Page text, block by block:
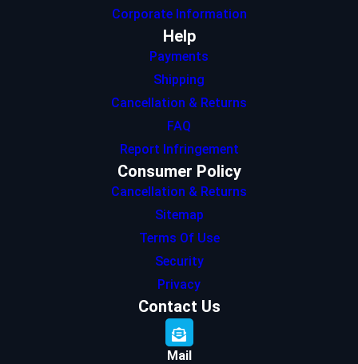
Corporate Information
Help
Payments
Shipping
Cancellation & Returns
FAQ
Report Infringement
Consumer Policy
Cancellation & Returns
Sitemap
Terms Of Use
Security
Privacy
Contact Us
Mail